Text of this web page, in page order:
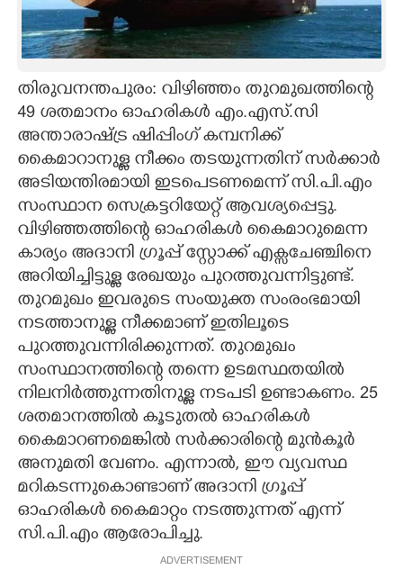
ASTRO
LITERATURE
ZOOM
CONTACT US
തിരുവനന്തപുരം: വിഴിഞ്ഞം തുറമുഖത്തിന്റെ
49 ശതമാനം ഓഹരികൾ എം.എസ്.സി
അന്താരാഷ്ട്ര ഷിപ്പിംഗ് കമ്പനിക്ക്
കൈമാറാനുള്ള നീക്കം തടയുന്നതിന് സർക്കാർ
അടിയന്തിരമായി ഇടപെടണമെന്ന് സി.പി.എം
സംസ്ഥാന സെക്രട്ടറിയേറ്റ് ആവശ്യപ്പെട്ടു.
വിഴിഞ്ഞത്തിന്റെ ഓഹരികൾ കൈമാറുമെന്ന
കാര്യം അദാനി ഗ്രൂപ്പ് സ്റ്റോക്ക് എക്സചേഞ്ചിനെ
അറിയിച്ചിട്ടുള്ള രേഖയും പുറത്തുവന്നിട്ടുണ്ട്.
തുറമുഖം ഇവരുടെ സംയുക്ത സംരംഭമായി
നടത്താനുള്ള നീക്കമാണ് ഇതിലൂടെ
പുറത്തുവന്നിരിക്കുന്നത്. തുറമുഖം
സംസ്ഥാനത്തിന്റെ തന്നെ ഉടമസ്ഥതയിൽ
നിലനിർത്തുന്നതിനുള്ള നടപടി ഉണ്ടാകണം. 25
ശതമാനത്തിൽ കൂടുതൽ ഓഹരികൾ
കൈമാറണമെങ്കിൽ സർക്കാരിന്റെ മുൻകൂർ
അനുമതി വേണം. എന്നാൽ, ഈ വ്യവസ്ഥ
മറികടന്നുകൊണ്ടാണ് അദാനി ഗ്രൂപ്പ്
ഓഹരികൾ കൈമാറ്റം നടത്തുന്നത് എന്ന്
സി.പി.എം ആരോപിച്ചു.
ADVERTISEMENT